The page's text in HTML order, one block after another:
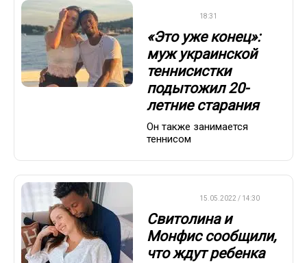
18:31
«Это уже конец»:
муж украинской
теннисистки
подытожил 20-
летние старания
Он также занимается
теннисом
15.05.2022 / 14:30
Свитолина и
Монфис сообщили,
что ждут ребенка